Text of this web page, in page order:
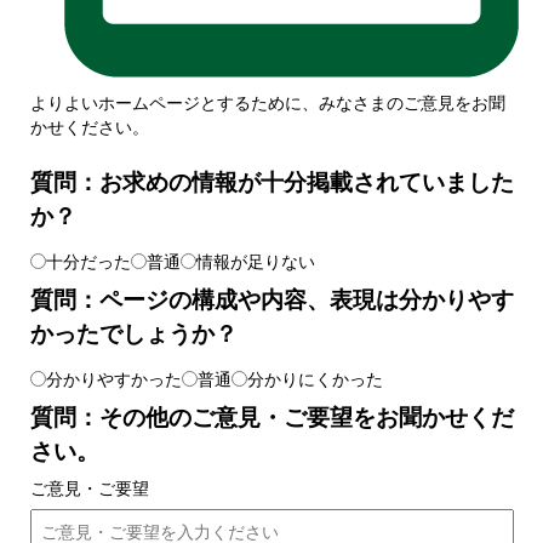
よりよいホームページとするために、みなさまのご意見をお聞
かせください。
質問：お求めの情報が十分掲載されていました
か？
十分だった 普通 情報が足りない
質問：ページの構成や内容、表現は分かりやす
かったでしょうか？
分かりやすかった 普通 分かりにくかった
質問：その他のご意見・ご要望をお聞かせくだ
さい。
ご意見・ご要望